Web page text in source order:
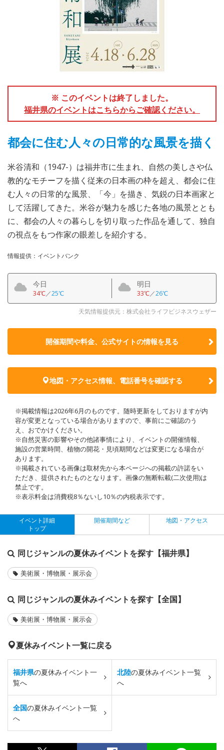
※ このイベントは終了しました。
福井県のイベントはこちらからご確認ください。
都会に住む人々の日常的な風景を描く
米谷清和（1947-）は福井市に生まれ、自然の美しさや仏
教的なモチーフを描く従来の日本画の枠を超え、都会に住
む人々の日常的な風景、「今」を描き、気鋭の日本画家と
して活躍してきた。米谷が魅力を感じた各地の風景ととも
に、都会の人々の暮らしを切り取った作品を通して、独自
の視点をもつ作家の眼差しを紹介する。
情報提供：イベントバンク
今日
34℃／25℃
明日
33℃／26℃
天気情報提供元：株式会社ライフビジネスウェザー
開催期間や料金、公式サイトの情報を見る
地図・アクセス情報、電話番号を確認する
※掲載情報は2026年6月のものです。随時更新をしておりますが内
容が変更となっている場合がありますので、事前にご確認のう
え、おでかけください。
※自然災害の影響やその他諸事情により、イベントの開催情報、
施設の営業時間、植物の開花・見頃期間などは変更になる場合が
あります。
※掲載されている画像は取材先から本ページへの掲載の許諾をい
ただき、提供されたものとなります。画像の無断転載(二次使用)は
禁止です。
※表示料金は消費税8％ないし10％の内税表示です。
イベント詳細
トップ
開催期間など 地図・アクセス
同じジャンルの夏休みイベントを探す【福井県】
美術展・博物展・展示会
同じジャンルの夏休みイベントを探す【全国】
美術展・博物展・展示会
夏休みイベント一覧に戻る
福井県の夏休みイベント一
覧へ
北陸の夏休みイベント一覧
へ
全国の夏休みイベント一覧
へ